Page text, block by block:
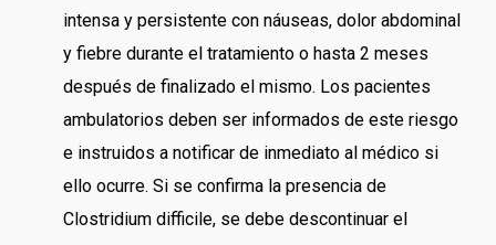
intensa y persistente con náuseas, dolor abdominal
y fiebre durante el tratamiento o hasta 2 meses
después de finalizado el mismo. Los pacientes
ambulatorios deben ser informados de este riesgo
e instruidos a notificar de inmediato al médico si
ello ocurre. Si se confirma la presencia de
Clostridium difficile, se debe descontinuar el